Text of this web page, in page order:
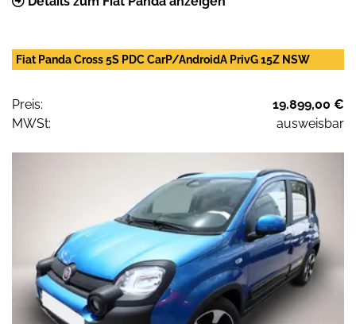
Fiat Panda Cross 5S PDC CarP/AndroidA PrivG 15Z NSW
Preis:
19.899,00 €
MWSt:
ausweisbar